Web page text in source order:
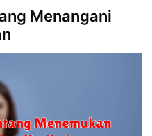
Menangani